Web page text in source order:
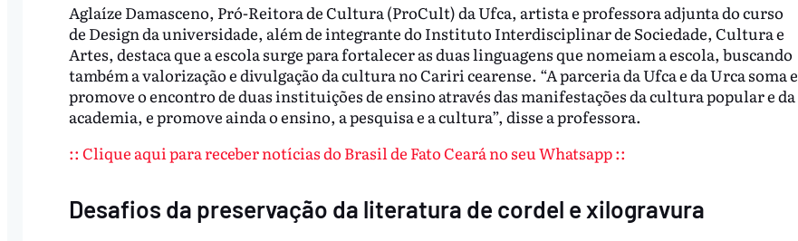
Aglaíze Damasceno, Pró-Reitora de Cultura (ProCult) da Ufca, artista e professora adjunta do curso
de Design da universidade, além de integrante do Instituto Interdisciplinar de Sociedade, Cultura e
Artes, destaca que a escola surge para fortalecer as duas linguagens que nomeiam a escola, buscando
também a valorização e divulgação da cultura no Cariri cearense. “A parceria da Ufca e da Urca soma e
promove o encontro de duas instituições de ensino através das manifestações da cultura popular e da
academia, e promove ainda o ensino, a pesquisa e a cultura”, disse a professora.
:: Clique aqui para receber notícias do Brasil de Fato Ceará no seu Whatsapp ::
Desafios da preservação da literatura de cordel e xilogravura